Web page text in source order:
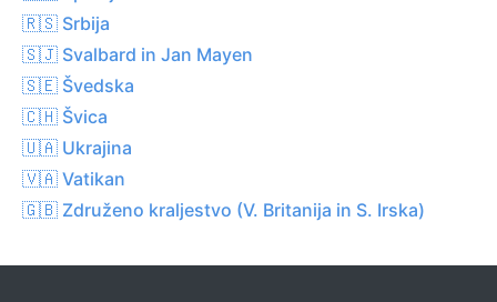
🇷🇸 Srbija
🇸🇯 Svalbard in Jan Mayen
🇸🇪 Švedska
🇨🇭 Švica
🇺🇦 Ukrajina
🇻🇦 Vatikan
🇬🇧 Združeno kraljestvo (V. Britanija in S. Irska)